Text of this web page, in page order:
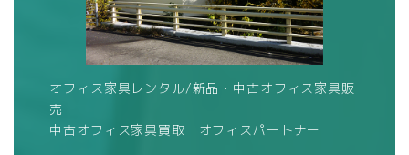
オフィス家具レンタル/新品・中古オフィス家具販
売
中古オフィス家具買取 オフィスパートナー